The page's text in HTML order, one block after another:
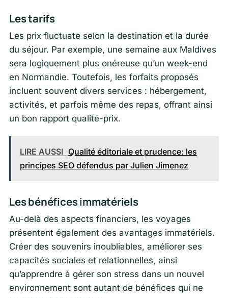
Les tarifs
Les prix fluctuate selon la destination et la durée
du séjour. Par exemple, une semaine aux Maldives
sera logiquement plus onéreuse qu’un week-end
en Normandie. Toutefois, les forfaits proposés
incluent souvent divers services : hébergement,
activités, et parfois même des repas, offrant ainsi
un bon rapport qualité-prix.
LIRE AUSSI Qualité éditoriale et prudence: les
principes SEO défendus par Julien Jimenez
Les bénéfices immatériels
Au-delà des aspects financiers, les voyages
présentent également des avantages immatériels.
Créer des souvenirs inoubliables, améliorer ses
capacités sociales et relationnelles, ainsi
qu’apprendre à gérer son stress dans un nouvel
environnement sont autant de bénéfices qui ne